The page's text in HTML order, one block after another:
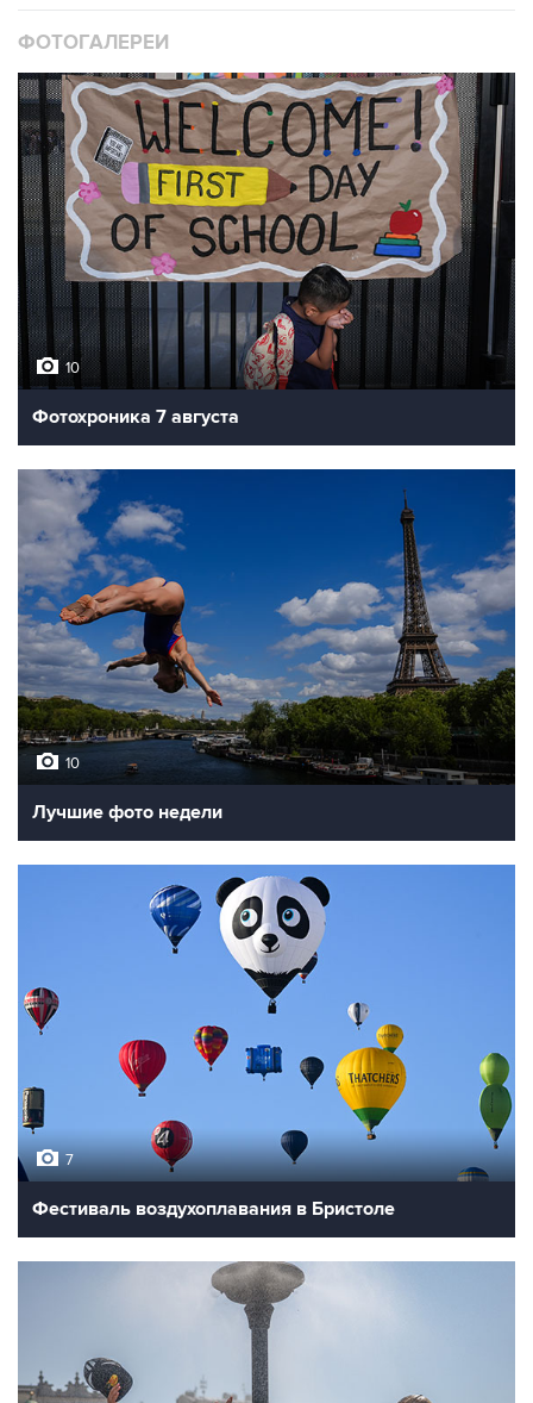
ФОТОГАЛЕРЕИ
10
Фотохроника 7 августа
10
Лучшие фото недели
7
Фестиваль воздухоплавания в Бристоле